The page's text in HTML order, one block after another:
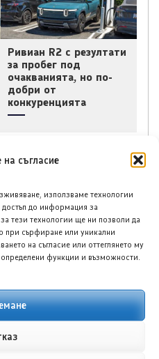
на съгласие
използваме технологии
до информация за
тези технологии ще ни позволи да
при сърфиране или уникални
на съгласие или оттеглянето му
функции и възможности.
Ривиан R2 с резултати
за пробег под
очакванията, но по-
добри от
конкуренцията